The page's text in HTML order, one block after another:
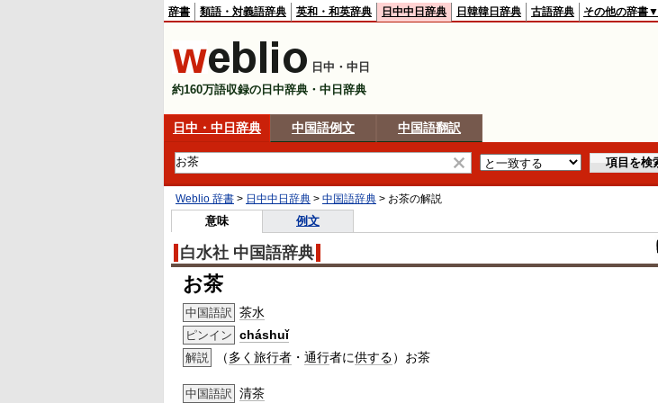
辞書 類語・対義語辞典 英和・和英辞典 日中中日辞典 日韓韓日辞典 古語辞典 その他の辞書▼
日中・中日
約160万語収録の日中辞典・中日辞典
日中・中日辞典 中国語例文 中国語翻訳
Weblio 辞書 > 日中中日辞典 > 中国語辞典 > お茶の解説
意味 例文
白水社 中国語辞典
お茶
中国語訳 茶水
ピンイン cháshuǐ
解説 （多く 旅行者 ・ 通行者に供する）お茶
中国語訳 清茶